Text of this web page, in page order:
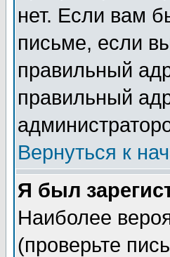
нет. Если вам
письме, если
правильный
правильный
Вернуться к
Я был
Наиболее
(проверьте